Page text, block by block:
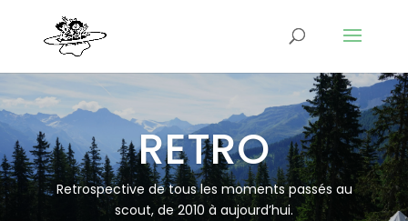
RETRO
Retrospective de tous les moments passés au
scout, de 2010 à aujourd’hui.